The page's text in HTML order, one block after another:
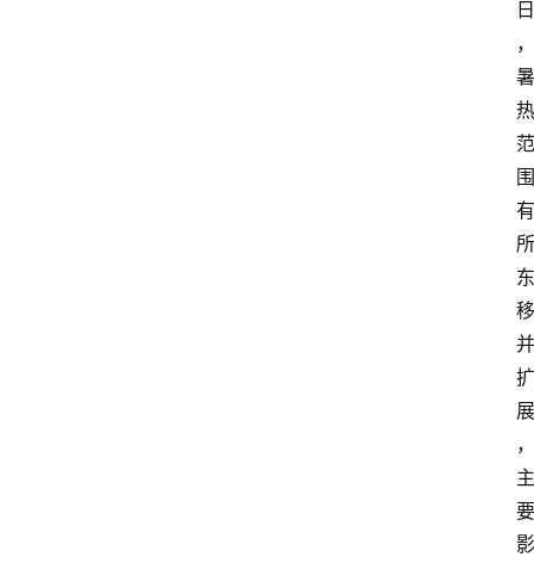
日
，
暑
热
范
围
有
所
东
移
并
扩
展
，
主
要
影